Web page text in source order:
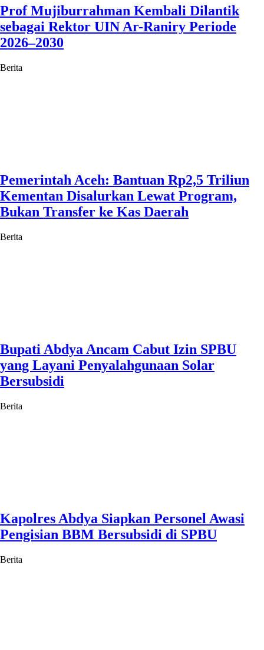
Prof Mujiburrahman Kembali Dilantik
sebagai Rektor UIN Ar-Raniry Periode
2026–2030
Berita
Pemerintah Aceh: Bantuan Rp2,5 Triliun
Kementan Disalurkan Lewat Program,
Bukan Transfer ke Kas Daerah
Berita
Bupati Abdya Ancam Cabut Izin SPBU
yang Layani Penyalahgunaan Solar
Bersubsidi
Berita
Kapolres Abdya Siapkan Personel Awasi
Pengisian BBM Bersubsidi di SPBU
Berita